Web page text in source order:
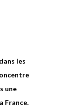
les
une
France.